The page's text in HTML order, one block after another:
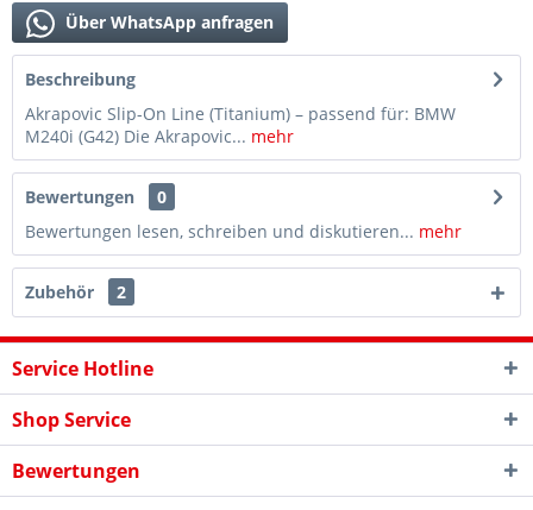
Über WhatsApp anfragen
Beschreibung
Akrapovic Slip-On Line (Titanium) – passend für: BMW
M240i (G42) Die Akrapovic... mehr
Bewertungen
0
Bewertungen lesen, schreiben und diskutieren... mehr
Zubehör 2
Service Hotline
Shop Service
Bewertungen